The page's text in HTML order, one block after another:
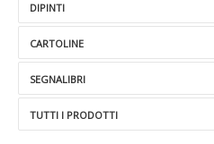
DIPINTI
CARTOLINE
SEGNALIBRI
TUTTI I PRODOTTI